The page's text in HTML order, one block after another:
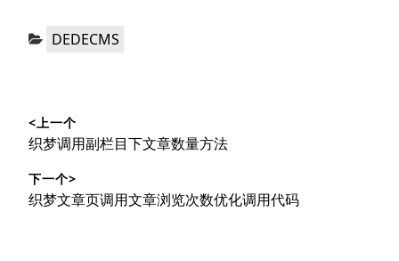
分
DEDECMS
章
导
航
<上一个
上
文
章：
织梦调用副栏目下文章数量方法
下一个>
下
织梦文章页调用文章浏览次数优化调用代码